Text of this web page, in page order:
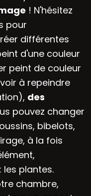
! N'hésitez
pour
différentes
d'une couleur
peint de couleur
à repeindre
des
pouvez changer
bibelots,
, à la fois
les plantes.
chambre,